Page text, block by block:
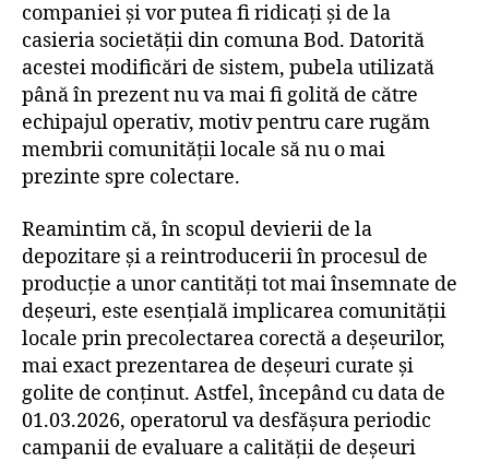
companiei și vor putea fi ridicați și de la
casieria societății din comuna Bod. Datorită
acestei modificări de sistem, pubela utilizată
până în prezent nu va mai fi golită de către
echipajul operativ, motiv pentru care rugăm
membrii comunității locale să nu o mai
prezinte spre colectare.
Reamintim că, în scopul devierii de la
depozitare și a reintroducerii în procesul de
producție a unor cantități tot mai însemnate de
deșeuri, este esențială implicarea comunității
locale prin precolectarea corectă a deșeurilor,
mai exact prezentarea de deșeuri curate și
golite de conținut. Astfel, începând cu data de
01.03.2026, operatorul va desfășura periodic
campanii de evaluare a calității de deșeuri